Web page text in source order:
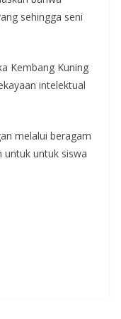
sehingga seni
Kembang Kuning
intelektual
melalui beragam
untuk untuk siswa